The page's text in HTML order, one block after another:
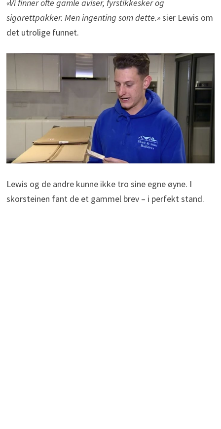
«Vi finner ofte gamle aviser, fyrstikkesker og
sigarettpakker. Men ingenting som dette.»sier Lewis om
det utrolige funnet.
Lewis og de andre kunne ikke tro sine egne øyne. I
skorsteinen fant de et gammel brev – i perfekt stand.